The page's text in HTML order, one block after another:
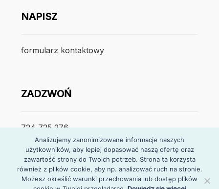
NAPISZ
formularz kontaktowy
ZADZWOŃ
724 725 276
poniedzialek – piątek
7:30 – 15:30
Analizujemy zanonimizowane informacje naszych
użytkowników, aby lepiej dopasować naszą ofertę oraz
zawartość strony do Twoich potrzeb. Strona ta korzysta
również z plików cookie, aby np. analizować ruch na stronie.
Możesz określić warunki przechowania lub dostęp plików